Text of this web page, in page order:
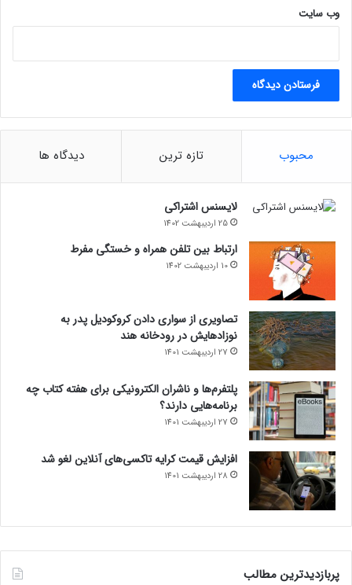
وب‌ سایت
محبوب تازه ترین دیدگاه ها
لایسنس اشتراکی
25 اردیبهشت 1402
ارتباط بین تلفن همراه و خستگی مفرط
10 اردیبهشت 1402
تصاویری از سواری دادن کروکودیل پدر به
نوزادهایش در رودخانه هند
27 اردیبهشت 1401
پلتفرم‌ها و ناشران الکترونیکی برای هفته کتاب چه
برنامه‌هایی دارند؟
27 اردیبهشت 1401
افزایش قیمت کرایه تاکسی‌های آنلاین لغو شد
28 اردیبهشت 1401
پربازدیدترین مطالب